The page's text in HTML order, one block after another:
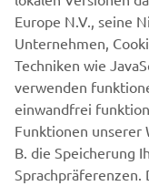
Vertrauen in die
Geschäftsmodell
die
Spezifikationen
Polizei in jedem
Europe N.V., seine
Unternehmen,
Techniken wie
verwenden
einwandfrei
Funktionen unserer
B. die Speicherung
Sprachpräferenzen.